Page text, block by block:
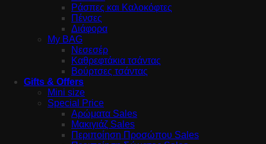
Ράσπες και Καλοκόφτες
Πένσες
Διάφορα
My BAG
Νεσεσέρ
Καθρεφτάκια τσάντας
Βούρτσες τσάντας
Gifts & Offers
Mini size
Special Price
Αρώματα Sales
Μακιγιάζ Sales
Περιποίηση Προσώπου Sales